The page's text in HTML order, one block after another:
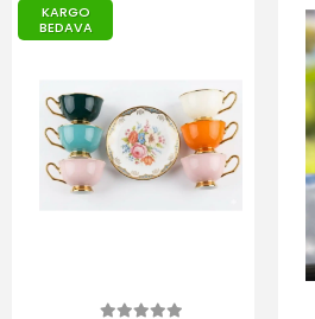
KARGO
BEDAVA